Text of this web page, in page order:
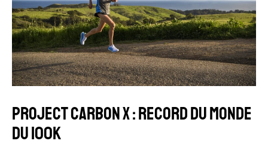
PROJECT CARBON X : RECORD DU MONDE
DU 100K